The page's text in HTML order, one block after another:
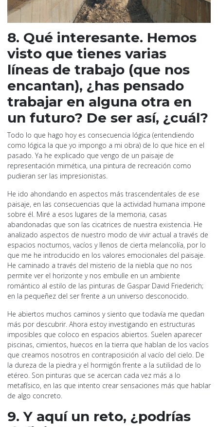
8. Qué interesante. Hemos
visto que tienes varias
líneas de trabajo (que nos
encantan), ¿has pensado
trabajar en alguna otra en
un futuro? De ser así, ¿cuál?
Todo lo que hago hoy es consecuencia lógica (entendiendo
como lógica la que yo impongo a mi obra) de lo que hice en el
pasado. Ya he explicado que vengo de un paisaje de
representación mimética, una pintura de recreación como
pudieran ser las impresionistas.
He ido ahondando en aspectos más trascendentales de ese
paisaje, en las consecuencias que la actividad humana impone
sobre él. Miré a esos lugares de la memoria, casas
abandonadas que son las cicatrices de nuestra existencia. He
analizado aspectos de nuestro modo de vivir actual a través de
espacios nocturnos, vacíos y llenos de cierta melancolía, por lo
que me he introducido en los valores emocionales del paisaje.
He caminado a través del misterio de la niebla que no nos
permite ver el horizonte y nos embulle en un ambiente
romántico al estilo de las pinturas de Gaspar David Friederich;
en la pequeñez del ser frente a un universo desconocido.
He abiertos muchos caminos y siento que todavía me quedan
más por descubrir. Ahora estoy investigando en estructuras
imposibles que coloco en espacios abiertos. Suelen aparecer
piscinas, cimientos, huecos en la tierra que hablan de los vacíos
que creamos nosotros en contraposición al vacío del cielo. De
la dureza de la piedra y el hormigón frente a la sutilidad de lo
etéreo. Son pinturas que se acercan cada vez más a lo
metafísico, en las que intento crear sensaciones más que hablar
de algo concreto.
9. Y aquí un reto, ¿podrías